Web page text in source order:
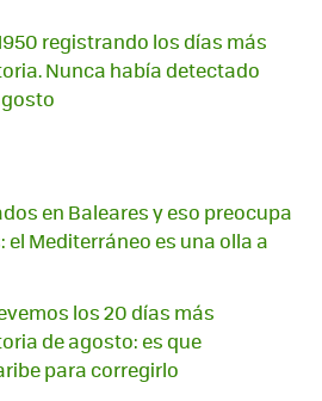
registrando los días más
Nunca había detectado
en Baleares y eso preocupa
Mediterráneo es una olla a
los 20 días más
de agosto: es que
para corregirlo